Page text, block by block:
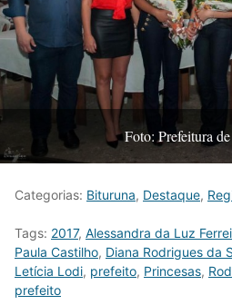
Foto: Prefeitura
Categorias: Bituruna, Destaque,
Tags: 2017, Alessandra da Luz
Paula Castilho, Diana Rodrigues da
Letícia Lodi, prefeito, Princesas,
prefeito